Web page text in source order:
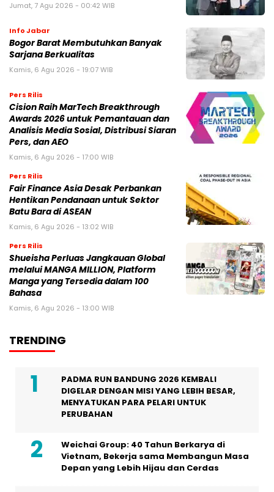
Jumat, 7 Agu 2026 - 00:42 WIB
Info Jabar
Bogor Barat Membutuhkan Banyak
Sarjana Berkualitas
Kamis, 6 Agu 2026 - 19:07 WIB
Pers Rilis
Cision Raih MarTech Breakthrough
Awards 2026 untuk Pemantauan dan
Analisis Media Sosial, Distribusi Siaran
Pers, dan AEO
Kamis, 6 Agu 2026 - 17:00 WIB
Pers Rilis
Fair Finance Asia Desak Perbankan
Hentikan Pendanaan untuk Sektor
Batu Bara di ASEAN
Kamis, 6 Agu 2026 - 13:02 WIB
Pers Rilis
Shueisha Perluas Jangkauan Global
melalui MANGA MILLION, Platform
Manga yang Tersedia dalam 100
Bahasa
Kamis, 6 Agu 2026 - 13:00 WIB
TRENDING
PADMA RUN BANDUNG 2026 KEMBALI
DIGELAR DENGAN MISI YANG LEBIH BESAR,
MENYATUKAN PARA PELARI UNTUK
PERUBAHAN
Weichai Group: 40 Tahun Berkarya di
Vietnam, Bekerja sama Membangun Masa
Depan yang Lebih Hijau dan Cerdas